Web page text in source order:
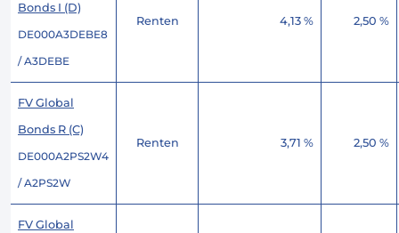
Bonds I (D)
DE000A3DEBE8
/ A3DEBE
Renten 4,13 % 2,50 %
FV Global
Bonds R (C)
DE000A2PS2W4
/ A2PS2W
Renten 3,71 % 2,50 %
FV Global